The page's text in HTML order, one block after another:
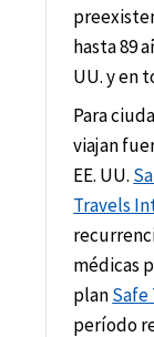
hasta 89
UU. y en
Para
viajan
EE. UU.
Travels
médicas
plan
período